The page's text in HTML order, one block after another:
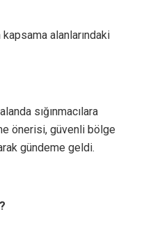
kapsama alanlarındaki
sığınmacılara
önerisi, güvenli bölge
gündeme geldi.